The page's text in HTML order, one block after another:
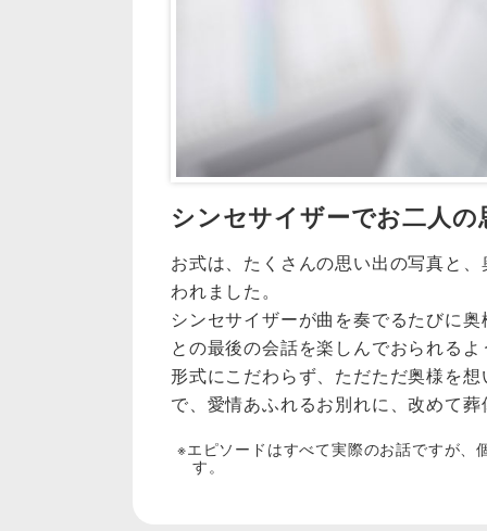
シンセサイザーでお二人の
お式は、たくさんの思い出の写真と
われました。
シンセサイザーが曲を奏でるたびに
との最後の会話を楽しんでおられる
形式にこだわらず、ただただ奥様を
で、愛情あふれるお別れに、改めて
エピソードはすべて実際のお話ですが
す。